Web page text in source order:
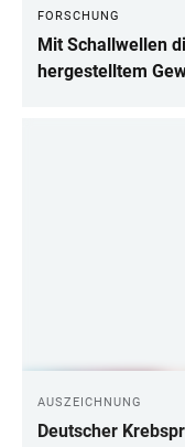
FORSCHUNG
Mit Schallwellen
hergestelltem
AUSZEICHNUNG
Deutscher